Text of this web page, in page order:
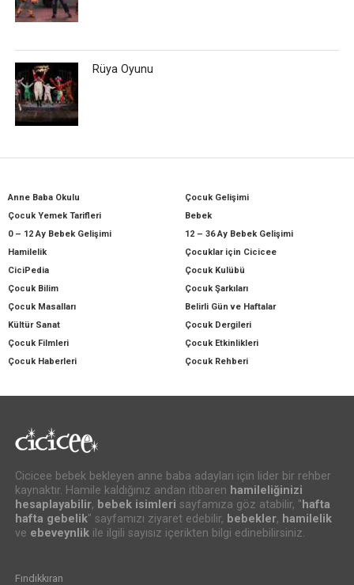
Rüya Oyunu
Anne Baba Okulu
Çocuk Gelişimi
Çocuk Yemek Tarifleri
Bebek
0 – 12 Ay Bebek Gelişimi
12 – 36 Ay Bebek Gelişimi
Hamilelik
Çocuklar için Cicicee
CiciPedia
Çocuk Kulübü
Çocuk Bilim
Çocuk Şarkıları
Çocuk Masalları
Belirli Gün ve Haftalar
Kültür Sanat
Çocuk Dergileri
Çocuk Filmleri
Çocuk Etkinlikleri
Çocuk Haberleri
Çocuk Rehberi
Cicicee bebek bekleyen anne baba adayları için lider bir rehber
kaynaktır. Hamile kaldığınız andan itibaren hamileliğinizi
hesaplayabilir, bebek isimleri sayfamıza göz atabilir, " hafta
hafta gebelik" sayfamızı ziyaret edebilir, bebekler, hamilelik
ve ebeveynlikile ilgili sayısız içerikten bilgi edinebilirsiniz.
Fındıkkıran